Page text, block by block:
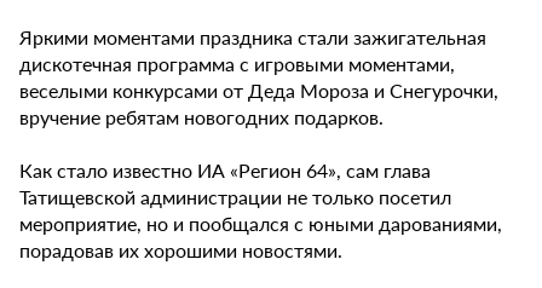
Яркими моментами праздника стали зажигательная
дискотечная программа с игровыми моментами,
веселыми конкурсами от Деда Мороза и Снегурочки,
вручение ребятам новогодних подарков.
Как стало известно ИА «Регион 64», сам глава
Татищевской администрации не только посетил
мероприятие, но и пообщался с юными дарованиями,
порадовав их хорошими новостями.